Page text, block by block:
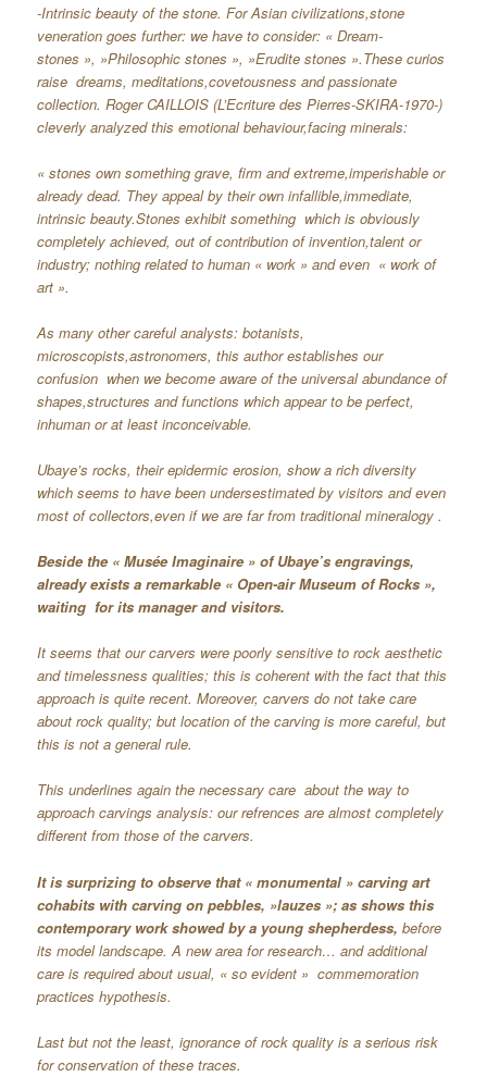
-Intrinsic beauty of the stone. For Asian civilizations,stone
veneration goes further: we have to consider: « Dream-
stones », »Philosophic stones », »Erudite stones ».These curios
raise dreams, meditations,covetousness and passionate
collection. Roger CAILLOIS (L’Ecriture des Pierres-SKIRA-1970-)
cleverly analyzed this emotional behaviour,facing minerals:
« stones own something grave, firm and extreme,imperishable or
already dead. They appeal by their own infallible,immediate,
intrinsic beauty.Stones exhibit something which is obviously
completely achieved, out of contribution of invention,talent or
industry; nothing related to human « work » and even « work of
art ».
As many other careful analysts: botanists,
microscopists,astronomers, this author establishes our
confusion when we become aware of the universal abundance of
shapes,structures and functions which appear to be perfect,
inhuman or at least inconceivable.
Ubaye’s rocks, their epidermic erosion, show a rich diversity
which seems to have been undersestimated by visitors and even
most of collectors,even if we are far from traditional mineralogy .
Beside the « Musée Imaginaire » of Ubaye’s engravings,
already exists a remarkable « Open-air Museum of Rocks »,
waiting for its manager and visitors.
It seems that our carvers were poorly sensitive to rock aesthetic
and timelessness qualities; this is coherent with the fact that this
approach is quite recent. Moreover, carvers do not take care
about rock quality; but location of the carving is more careful, but
this is not a general rule.
This underlines again the necessary care about the way to
approach carvings analysis: our refrences are almost completely
different from those of the carvers.
It is surprizing to observe that « monumental » carving art
cohabits with carving on pebbles, »lauzes »; as shows this
contemporary work showed by a young shepherdess, before
its model landscape. A new area for research… and additional
care is required about usual, « so evident » commemoration
practices hypothesis.
Last but not the least, ignorance of rock quality is a serious risk
for conservation of these traces.